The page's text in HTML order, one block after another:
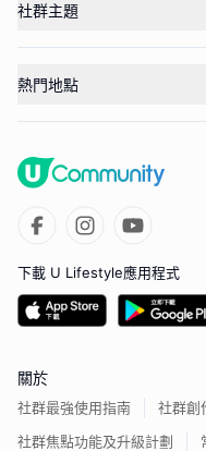
社群主題
熱門地點
下載 U Lifestyle應用程式
關於
社群最強使用指南
社群創
社群焦點功能及升級計劃